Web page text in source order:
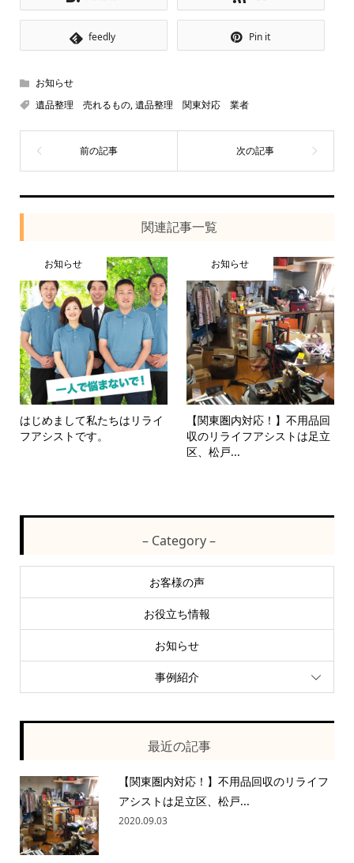
feedly Pin it
お知らせ
遺品整理 売れるもの,遺品整理 関東対応 業者
関連記事一覧
お知らせ
はじめまして私たちはリライ
フアシストです。
お知らせ
【関東圏内対応！】不用品回
収のリライフアシストは足立
区、松戸...
– Category –
お客様の声
お役立ち情報
お知らせ
事例紹介
最近の記事
【関東圏内対応！】不用品回収のリライフ
アシストは足立区、松戸...
2020.09.03